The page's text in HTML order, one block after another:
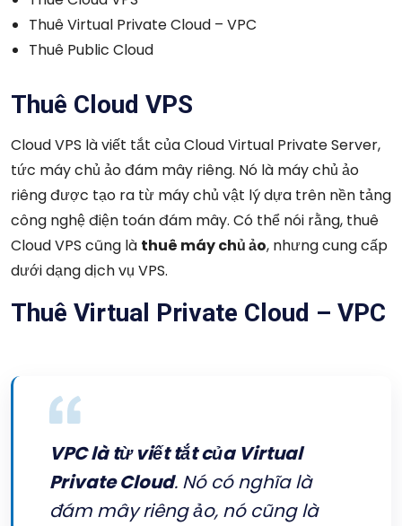
Thuê Virtual Private Cloud – VPC
Thuê Public Cloud
Thuê Cloud VPS
Cloud VPS là viết tắt của Cloud Virtual Private Server,
tức máy chủ ảo đám mây riêng. Nó là máy chủ ảo
riêng được tạo ra từ máy chủ vật lý dựa trên nền tảng
công nghệ điện toán đám mây. Có thể nói rằng, thuê
Cloud VPS cũng là thuê máy chủ ảo, nhưng cung cấp
dưới dạng dịch vụ VPS.
Thuê Virtual Private Cloud – VPC
VPC là từ viết tắt của Virtual
Private Cloud. Nó có nghĩa là
đám mây riêng ảo, nó cũng là